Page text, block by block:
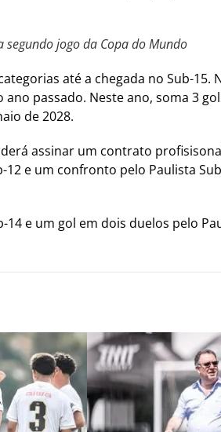
jogo da Copa do Mundo
até a chegada no Sub-
ano passado. Neste ano, soma 3
de 2028.
assinar um contrato
e um confronto pelo Paulista
e um gol em dois duelos pelo